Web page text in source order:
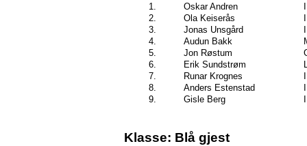
1.
Oskar Andren
2.
Ola Keiserås
3.
Jonas Unsgård
4.
Audun Bakk
5.
Jon Røstum
6.
Erik Sundstrøm
7.
Runar Krognes
8.
Anders Estenstad
9.
Gisle Berg
Klasse: Blå gjest